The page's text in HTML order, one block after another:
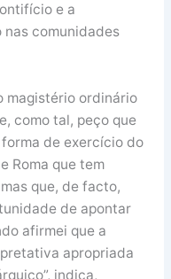
e a
comunidades
magistério ordinário
como tal, peço que
de exercício do
Roma que tem
que, de facto,
de apontar
afirmei que a
apropriada
indica,